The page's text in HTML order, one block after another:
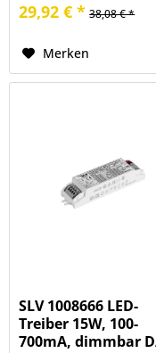
29,92 € * 38,08 € *
Merken
SLV 1008666 LED-
Treiber 15W, 100-
700mA, dimmbar